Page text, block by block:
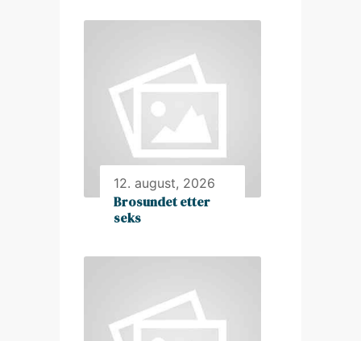
12. august, 2026
Brosundet etter
seks